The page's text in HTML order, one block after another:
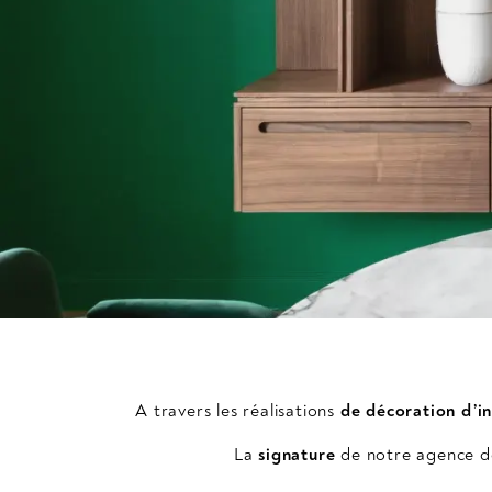
A travers les réalisations de décoration
Lasignature de notre agence